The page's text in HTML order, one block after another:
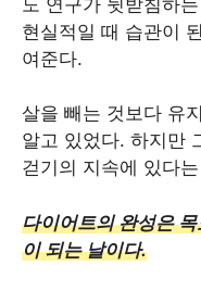
현실적일 때 습관이
여준다.
살을 빼는 것보다 유
알고 있었다. 하지만
걷기의 지속에 있다
다이어트의 완성은
이 되는 날이다.